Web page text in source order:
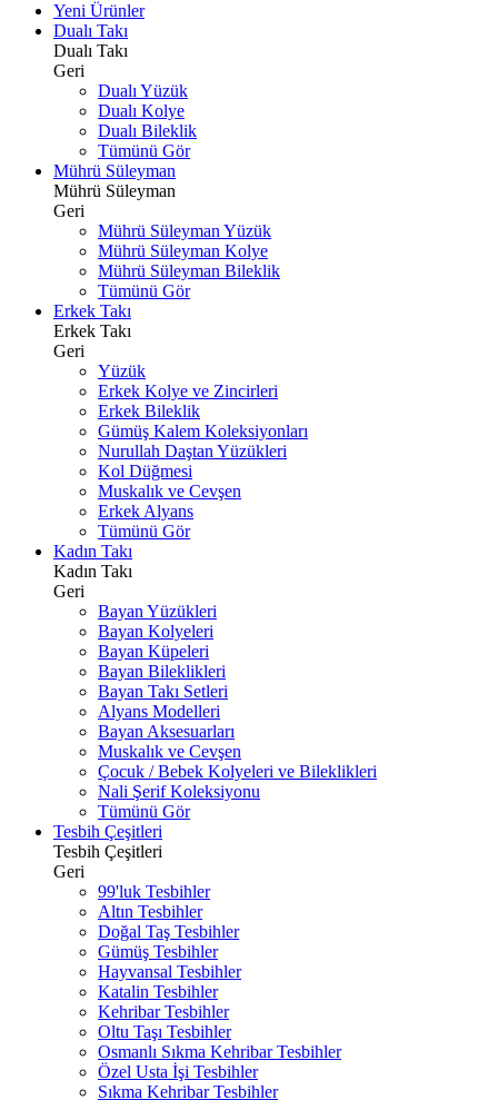
Yeni Ürünler
Dualı Takı
Dualı Takı
Geri
Dualı Yüzük
Dualı Kolye
Dualı Bileklik
Tümünü Gör
Mührü Süleyman
Mührü Süleyman
Geri
Mührü Süleyman Yüzük
Mührü Süleyman Kolye
Mührü Süleyman Bileklik
Tümünü Gör
Erkek Takı
Erkek Takı
Geri
Yüzük
Erkek Kolye ve Zincirleri
Erkek Bileklik
Gümüş Kalem Koleksiyonları
Nurullah Daştan Yüzükleri
Kol Düğmesi
Muskalık ve Cevşen
Erkek Alyans
Tümünü Gör
Kadın Takı
Kadın Takı
Geri
Bayan Yüzükleri
Bayan Kolyeleri
Bayan Küpeleri
Bayan Bileklikleri
Bayan Takı Setleri
Alyans Modelleri
Bayan Aksesuarları
Muskalık ve Cevşen
Çocuk / Bebek Kolyeleri ve Bileklikleri
Nali Şerif Koleksiyonu
Tümünü Gör
Tesbih Çeşitleri
Tesbih Çeşitleri
Geri
99'luk Tesbihler
Altın Tesbihler
Doğal Taş Tesbihler
Gümüş Tesbihler
Hayvansal Tesbihler
Katalin Tesbihler
Kehribar Tesbihler
Oltu Taşı Tesbihler
Osmanlı Sıkma Kehribar Tesbihler
Özel Usta İşi Tesbihler
Sıkma Kehribar Tesbihler